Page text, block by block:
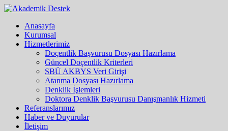
Anasayfa
Kurumsal
Hizmetlerimiz
Doçentlik Başvurusu Dosyası Hazırlama
Güncel Doçentlik Kriterleri
SBÜ AKBYS Veri Girişi
Atanma Dosyası Hazırlama
Denklik İşlemleri
Doktora Denklik Başvurusu Danışmanlık Hizmeti
Referanslarımız
Haber ve Duyurular
İletişim